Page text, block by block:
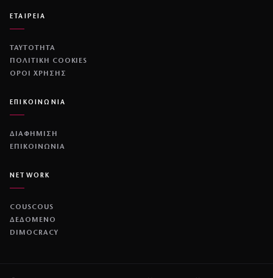
ΕΤΑΙΡΕΙΑ
ΤΑΥΤΟΤΗΤΑ
ΠΟΛΙΤΙΚΉ COOKIES
ΌΡΟΙ ΧΡΉΣΗΣ
ΕΠΙΚΟΙΝΩΝΙΑ
ΔΙΑΦΗΜΙΣΗ
ΕΠΙΚΟΙΝΩΝΙΑ
NETWORK
COUSCOUS
ΔΕΔΟΜΕΝΟ
DIMOCRACY